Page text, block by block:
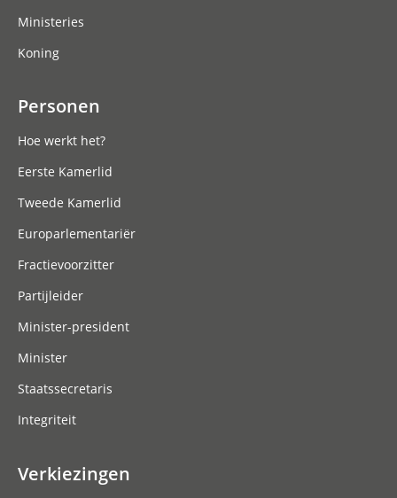
Ministeries
Koning
Personen
Hoe werkt het?
Eerste Kamerlid
Tweede Kamerlid
Europarlementariër
Fractievoorzitter
Partijleider
Minister-president
Minister
Staatssecretaris
Integriteit
Verkiezingen